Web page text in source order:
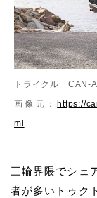
トライクル CAN-
画像元： https://
ml
三輪界隈でシェ
者が多いトゥク